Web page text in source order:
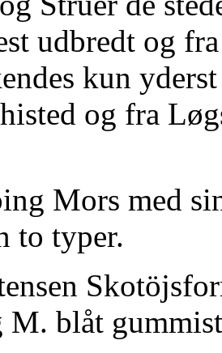
udbredt og
kun
og fra
Mors med
to typer.
blåt